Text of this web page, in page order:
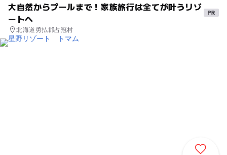
大自然からプールまで！家族旅行は全てが叶うリゾ
ートへ
北海道勇払郡占冠村